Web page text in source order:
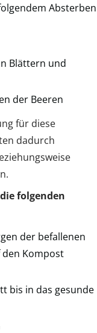
Absterben
Blättern und
der Beeren
für diese
dadurch
folgenden
der befallenen
den Kompost
bis in das gesunde